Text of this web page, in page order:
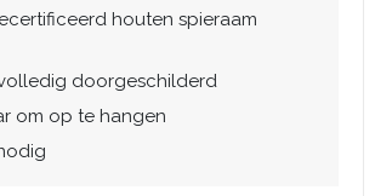
houten spieraam
doorgeschilderd
om op te hangen